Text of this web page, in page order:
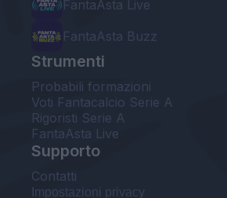
FantaAsta Live
FantaAsta Buzz
Strumenti
Probabili formazioni
Voti Fantacalcio Serie A
Rigoristi Serie A
FantaAsta Live
Supporto
Contatti
Impostazioni privacy